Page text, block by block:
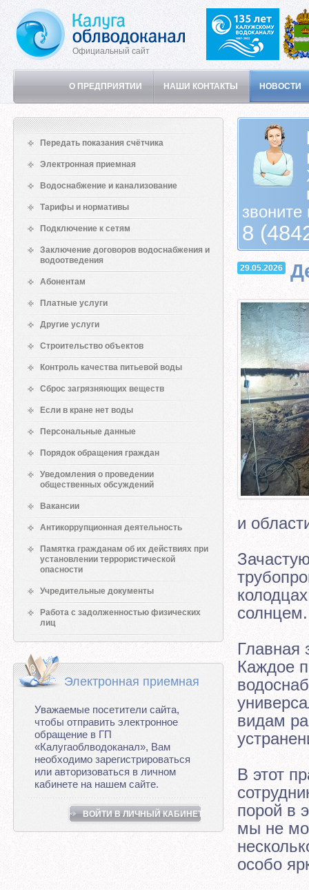
Официальный сайт
О ПРЕДПРИЯТИИ НАШИ КОНТАКТЫ НОВОСТИ
Передать показания счётчика
Электронная приемная
Водоснабжение и канализование
Тарифы и нормативы
Подключение к сетям
Заключение договоров водоснабжения и
водоотведения
Абонентам
Платные услуги
Другие услуги
Строительство объектов
Контроль качества питьевой воды
Сброс загрязняющих веществ
Если в кране нет воды
Персональные данные
Порядок обращения граждан
Уведомления о проведении
общественных обсуждений
Вакансии
Антикоррупционная деятельность
Памятка гражданам об их действиях при
установлении террористической
опасности
Учредительные документы
Работа с задолженностью физических
лиц
Электронная приемная
Уважаемые посетители сайта,
чтобы отправить электронное
обращение в ГП
«Калугаоблводоканал», Вам
необходимо зарегистрироваться
или авторизоваться в личном
кабинете на нашем сайте.
ВОЙТИ В ЛИЧНЫЙ КАБИНЕТ
звоните
8
29.05.2026
и
солнцем.
Главная
Каждое
видам
В этот
порой в
мы не
особо